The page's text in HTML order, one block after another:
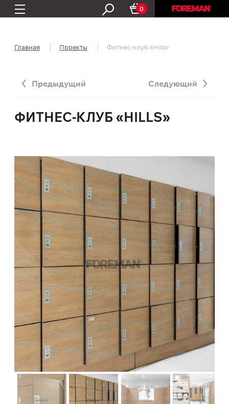
0
Главная Проекты Фитнес-клуб «Hills»
Предыдущий Следующий
ФИТНЕС-КЛУБ «HILLS»